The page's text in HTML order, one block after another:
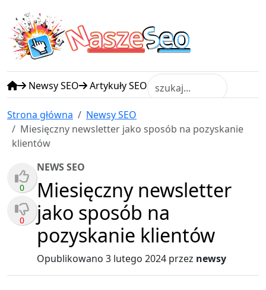
NaszeSeo
Newsy SEO Artykuły SEO
Strona główna
Newsy SEO
Miesięczny newsletter jako sposób na pozyskanie
klientów
0
0
NEWS SEO
Miesięczny newsletter
jako sposób na
pozyskanie klientów
Opublikowano 3 lutego 2024 przez newsy